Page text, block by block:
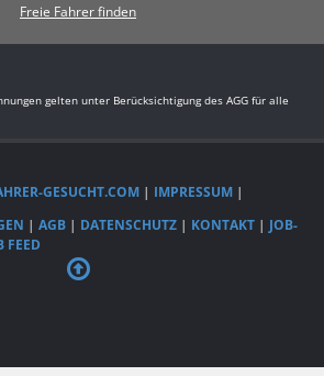
Freie Fahrer finden
gelten unter Berücksichtigung des AGG für alle
GESUCHT.COM | IMPRESSUM |
| AGB | DATENSCHUTZ | KONTAKT | JOB-
FEED